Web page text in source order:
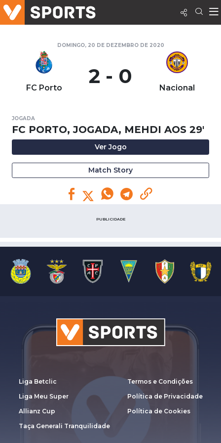
DOMINGO, 20 DE DEZEMBRO DE 2020
FC Porto 2 - 0 Nacional
JOGADA
FC PORTO, JOGADA, MEHDI AOS 29'
Ver Jogo
Match Story
PUBLICIDADE
Liga Betclic
Liga Meu Super
Allianz Cup
Taça Generali Tranquilidade
Termos e Condições
Política de Privacidade
Política de Cookies